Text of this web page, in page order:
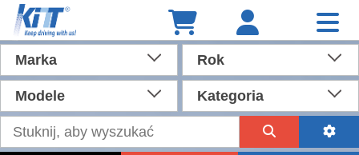
Marka Rok
Modele Kategoria